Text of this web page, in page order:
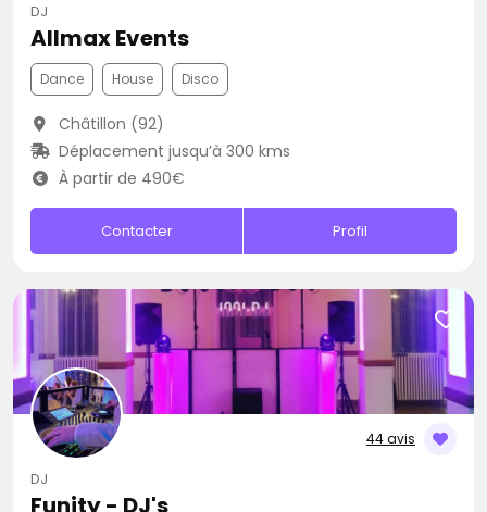
DJ
Allmax Events
Dance House Disco
Châtillon (92)
Déplacement jusqu’à 300 kms
À partir de 490€
Contacter Profil
44 avis
DJ
Funity - DJ's